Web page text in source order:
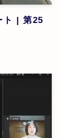
ト | 第25